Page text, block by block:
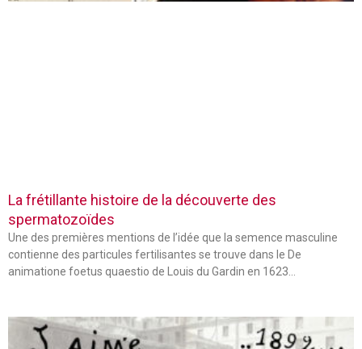
La frétillante histoire de la découverte des
spermatozoïdes
Une des premières mentions de l’idée que la semence masculine
contienne des particules fertilisantes se trouve dans le De
animatione foetus quaestio de Louis du Gardin en 1623…